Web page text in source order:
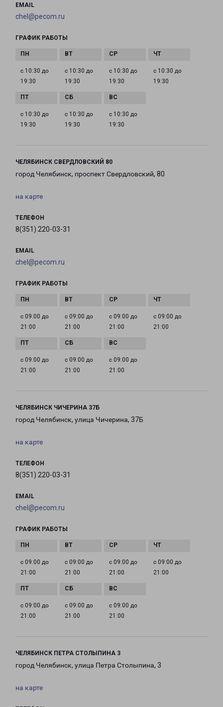
EMAIL
chel@pecom.ru
ГРАФИК РАБОТЫ
с 10:30 до
19:30
с 10:30 до
19:30
с 10:30 до
19:30
с 10:30 до
19:30
с 10:30 до
19:30
с 10:30 до
19:30
с 10:30 до
19:30
ЧЕЛЯБИНСК СВЕРДЛОВСКИЙ 80
город Челябинск, проспект Свердловский, 80
на карте
ТЕЛЕФОН
8(351) 220-03-31
EMAIL
chel@pecom.ru
ГРАФИК РАБОТЫ
с 09:00 до
21:00
с 09:00 до
21:00
с 09:00 до
21:00
с 09:00 до
21:00
с 09:00 до
21:00
с 09:00 до
21:00
с 09:00 до
21:00
ЧЕЛЯБИНСК ЧИЧЕРИНА 37Б
город Челябинск, улица Чичерина, 37Б
на карте
ТЕЛЕФОН
8(351) 220-03-31
EMAIL
chel@pecom.ru
ГРАФИК РАБОТЫ
с 09:00 до
21:00
с 09:00 до
21:00
с 09:00 до
21:00
с 09:00 до
21:00
с 09:00 до
21:00
с 09:00 до
21:00
с 09:00 до
21:00
ЧЕЛЯБИНСК ПЕТРА СТОЛЫПИНА 3
город Челябинск, улица Петра Столыпина, 3
на карте